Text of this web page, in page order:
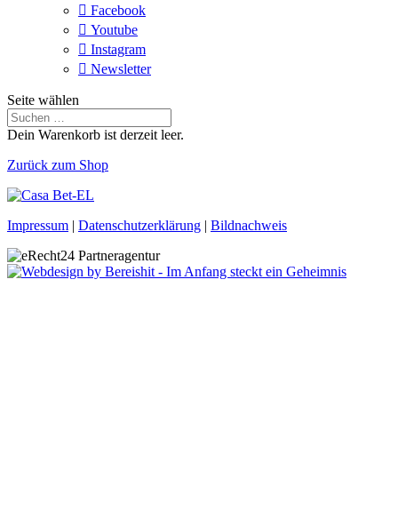
 Facebook
 Youtube
 Instagram
 Newsletter
Seite wählen
Dein Warenkorb ist derzeit leer.
Zurück zum Shop
Impressum | Datenschutzerklärung | Bildnachweis